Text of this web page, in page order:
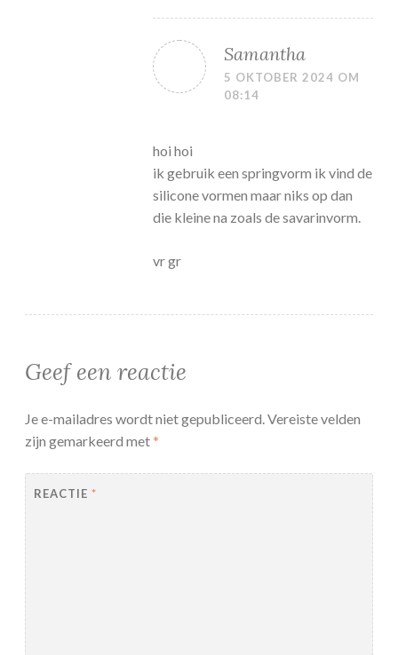
Samantha
5 OKTOBER 2024 OM
08:14
hoi hoi
ik gebruik een springvorm ik vind de
silicone vormen maar niks op dan
die kleine na zoals de savarinvorm.
vr gr
Geef een reactie
Je e-mailadres wordt niet gepubliceerd.Vereiste velden
zijn gemarkeerd met*
REACTIE *